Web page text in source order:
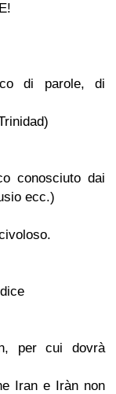
di parole, di
conosciuto dai
ecc.)
per cui dovrà
Iran e Iràn non